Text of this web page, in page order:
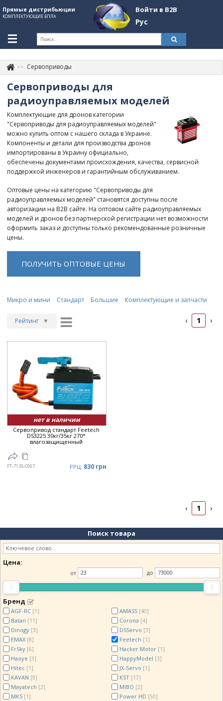
Прямые дистрибьюции
КОМПЛЕКТУЮЩИЕ БПЛА
Войти в B2B
Рус
+380507774092 Контакты
About Company
Обзоры
Категории
Бренды
Войти в B2B
Стать партнером
Сервоприводы
Сервоприводы для
радиоуправляемых моделей
Комплектующие для дронов категории
"Сервоприводы для радиоуправляемых моделей"
можно купить оптом с нашего склада в Украине.
Компоненты и детали для производства дронов
импортированы в Украину официально,
обеспечены документами происхождения, качества, сервисной
поддержкой инженеров и гарантийным обслуживанием.
Оптовые цены на категорию "Сервоприводы для
радиоуправляемых моделей" становятся доступны после
авторизации на B2B сайте. На оптовом сайте радиоуправляемых
моделей и дронов без партнерской регистрации нет возможности
оформить заказ и доступны только рекомендованные розничные
цены.
ПОЛУЧИТЬ ОПТОВЫЕ ЦЕНЫ
Микро и мини Стандарт Большие Комплектующие и запчасти
Рейтинг ▼
Дата
▼
Цена
Цена
‹ 1 ›
нет в наличии
Сервопривод стандарт Feetech
DS3225 30кг/35кг 270°
влагозащищенный
FT-7135-C007 РРЦ: 830 грн
‹ 1 ›
Поиск товара
Цена:
от до
Бренд
AGF-RC [1] AMASS [40]
Batan [11] Corona [4]
Dinogy [3] DSServo [3]
EMAX [8] Feetech [1]
FrSky [6] Hacker Motor [1]
Haoye [3] HappyModel [3]
Hitec [1] JX-Servo [1]
KAVAN [9] KST [17]
Mayatech [2] MIBO [2]
MKS [1] Power HD [50]